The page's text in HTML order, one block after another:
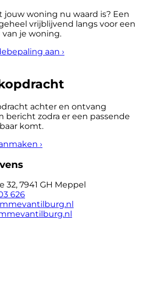
jouw woning nu waard is? Een
vrijblijvend langs voor een
je woning.
aan ›
achter en ontvang
bericht zodra er een passende
komt.
›
32, 7941 GH Meppel
626